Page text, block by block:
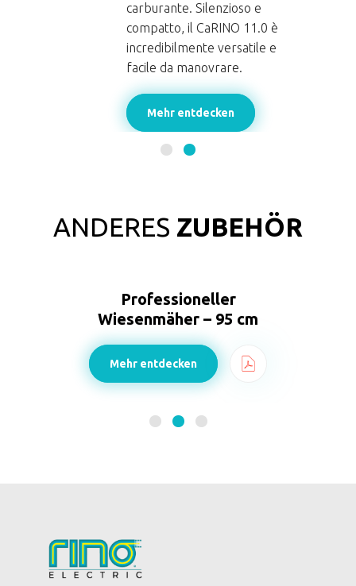
carburante. Silenzioso e
compatto, il CaRINO 11.0 è
incredibilmente versatile e
facile da manovrare.
Mehr entdecken
ANDERES ZUBEHÖR
Professioneller
Wiesenmäher – 95 cm
Mehr entdecken